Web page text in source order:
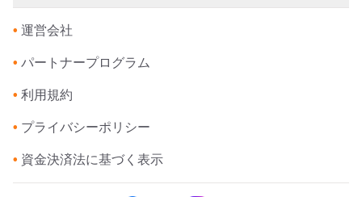
• 運営会社
• パートナープログラム
• 利用規約
• プライバシーポリシー
• 資金決済法に基づく表示